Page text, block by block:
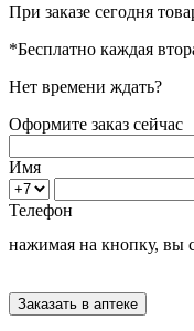
При заказе сегодня
*Бесплатно каждая
Нет времени ждать?
Оформите заказ сейчас
Имя
Телефон
нажимая на кнопку, вы